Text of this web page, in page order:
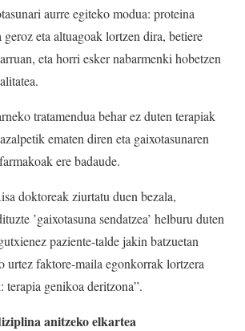
aurre egiteko modua: proteina
eta altuagoak lortzen dira, betiere
eta horri esker nabarmenki hobetzen
tratamendua behar ez duten terapiak
ematen diren eta gaixotasunaren
ere badaude.
doktoreak ziurtatu duen bezala,
’gaixotasuna sendatzea’ helburu duten
paziente-talde jakin batzuetan
urtez faktore-maila egonkorrak lortzera
terapia genikoa deritzona”.
anitzeko elkartea